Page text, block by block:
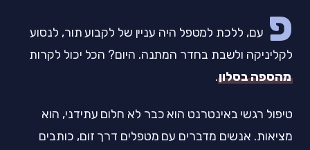
פ עם, ללכת למטפל היה עניין של לקבוע תור, לנסוע
לקליניקה ולשבת בחדר המתנה. היום? הכל יכול לקרות
מהספה בסלון.
טיפול רגשי באינטרנט הוא כבר לא חלום עתידני, הוא
מציאות. אנשים מדברים עם מטפלים דרך זום, כותבים